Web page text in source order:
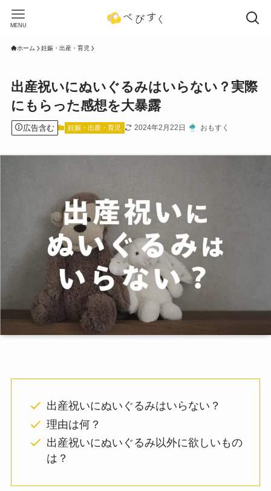
MENU
ホーム 妊娠・出産・育児
出産祝いにぬいぐるみはいらない？実際
にもらった感想を大暴露
広告含む 妊娠・出産・育児 2024年2月22日 おもすく
出産祝いにぬいぐるみはいらない？
理由は何？
出産祝いにぬいぐるみ以外に欲しいもの
は？